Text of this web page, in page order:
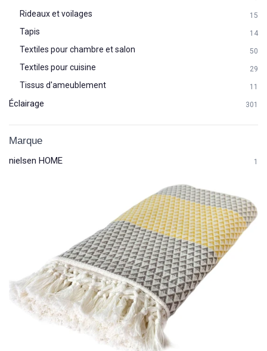
Rideaux et voilages 15
Tapis 14
Textiles pour chambre et salon 50
Textiles pour cuisine 29
Tissus d'ameublement 11
Éclairage 301
Marque
nielsen HOME 1